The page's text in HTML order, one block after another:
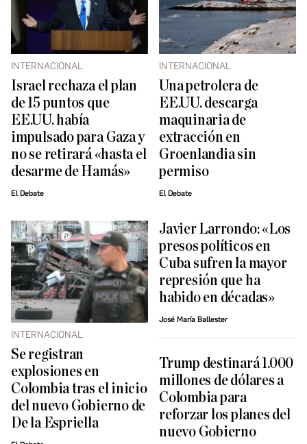
INTERNACIONAL
Israel rechaza el plan
de 15 puntos que
EE.UU. había
impulsado para Gaza y
no se retirará «hasta el
desarme de Hamás»
El Debate
INTERNACIONAL
Una petrolera de
EE.UU. descarga
maquinaria de
extracción en
Groenlandia sin
permiso
El Debate
INTERNACIONAL
Se registran
explosiones en
Colombia tras el inicio
del nuevo Gobierno de
De la Espriella
Javier Larrondo: «Los
presos políticos en
Cuba sufren la mayor
represión que ha
habido en décadas»
José María Ballester
Trump destinará 1.000
millones de dólares a
Colombia para
reforzar los planes del
nuevo Gobierno